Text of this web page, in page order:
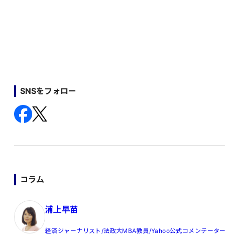
SNSをフォロー
コラム
浦上早苗
経済ジャーナリスト/法政大MBA教員/Yahoo公式コメンテータ